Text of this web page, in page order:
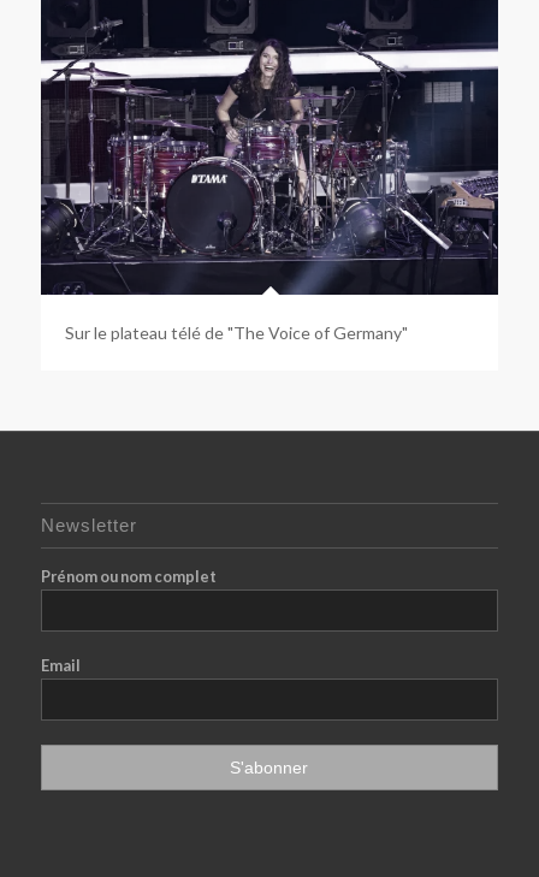
Sur le plateau télé de "The Voice of Germany"
Newsletter
Prénom ou nom complet
Email